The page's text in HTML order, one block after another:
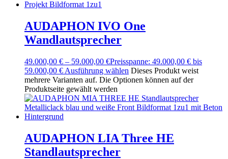
AUDAPHON IVO One
Wandlautsprecher
49.000,00 € – 59.000,00 €Preisspanne: 49.000,00 € bis
59.000,00 € Ausführung wählen Dieses Produkt weist
mehrere Varianten auf. Die Optionen können auf der
Produktseite gewählt werden
AUDAPHON LIA Three HE
Standlautsprecher